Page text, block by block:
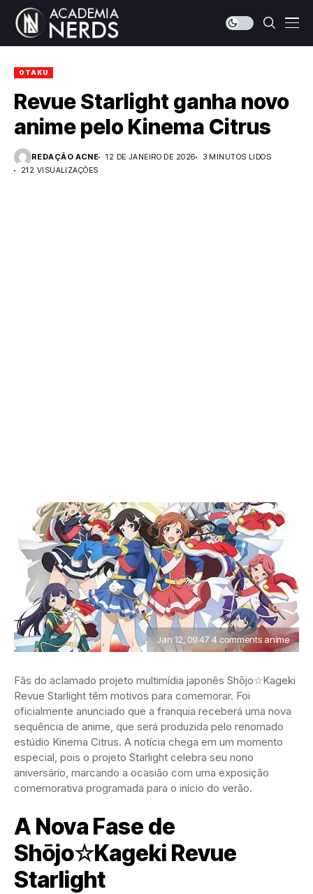
OTAKU
Revue Starlight ganha novo
anime pelo Kinema Citrus
REDAÇÃO ACNE 12 DE JANEIRO DE 2026
3 MINUTOS LIDOS
212 VISUALIZAÇÕES
Jan 12, 09:47 4 comments anime
Fãs do aclamado projeto multimídia japonês Shōjo☆Kageki
Revue Starlight têm motivos para comemorar. Foi
oficialmente anunciado que a franquia receberá uma nova
sequência de anime, que será produzida pelo renomado
estúdio Kinema Citrus. A notícia chega em um momento
especial, pois o projeto Starlight celebra seu nono
aniversário, marcando a ocasião com uma exposição
comemorativa programada para o início do verão.
A Nova Fase de
Shōjo☆Kageki Revue
Starlight